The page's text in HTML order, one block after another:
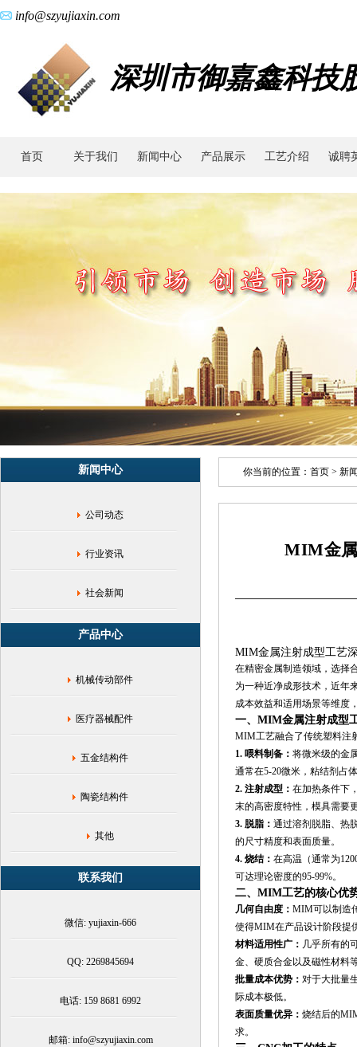
info@szyujiaxin.com
深圳市御嘉鑫科技
首页 关于我们 新闻中心 产品展示 工艺介绍 诚聘
新
闻|MIM
工
艺,
与
比,
金,
金
新闻中心
公司动态
行业资讯
社会新闻
产品中心
机械传动部件
医疗器械配件
五金结构件
陶瓷结构件
其他
联系我们
微信: yujiaxin-666
QQ: 2269845694
电话: 159 8681 6992
邮箱: info@szyujiaxin.com
你当前的位置： 首页 > 新
MIM金
MIM金属注射成型工艺
在精密金属制造领域，选择
为一种近净成形技术，近年
成本效益和适用场景等维度
一、MIM金属注射成型
MIM工艺融合了传统塑料注
1. 喂料制备： 将微米级的金
通常在5-20微米，粘结剂占
2. 注射成型： 在加热条件下
末的高密度特性，模具需要
3. 脱脂： 通过溶剂脱脂、热
的尺寸精度和表面质量。
4. 烧结： 在高温（通常为
可达理论密度的95-99%。
二、MIM工艺的核心优
几何自由度： MIM可以制造
使得MIM在产品设计阶段提
材料适用性广： 几乎所有的
金、硬质合金以及磁性材料
批量成本优势： 对于大批量
际成本极低。
表面质量优异： 烧结后的
求。